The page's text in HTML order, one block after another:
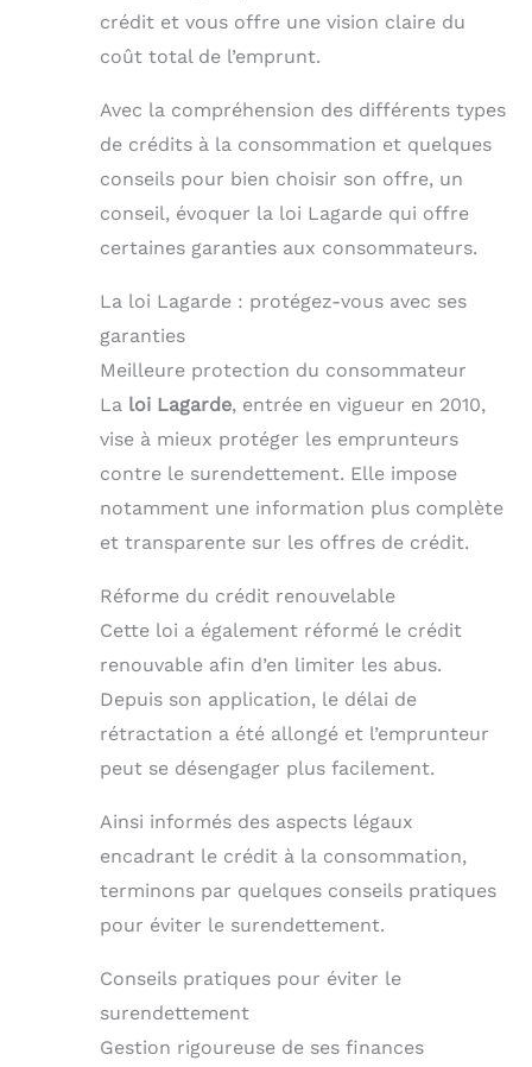
crédit et vous offre une vision claire du
coût total de l’emprunt.
Avec la compréhension des différents types
de crédits à la consommation et quelques
conseils pour bien choisir son offre, un
conseil, évoquer la loi Lagarde qui offre
certaines garanties aux consommateurs.
La loi Lagarde : protégez-vous avec ses
garanties
Meilleure protection du consommateur
La loi Lagarde, entrée en vigueur en 2010,
vise à mieux protéger les emprunteurs
contre le surendettement. Elle impose
notamment une information plus complète
et transparente sur les offres de crédit.
Réforme du crédit renouvelable
Cette loi a également réformé le crédit
renouvable afin d’en limiter les abus.
Depuis son application, le délai de
rétractation a été allongé et l’emprunteur
peut se désengager plus facilement.
Ainsi informés des aspects légaux
encadrant le crédit à la consommation,
terminons par quelques conseils pratiques
pour éviter le surendettement.
Conseils pratiques pour éviter le
surendettement
Gestion rigoureuse de ses finances